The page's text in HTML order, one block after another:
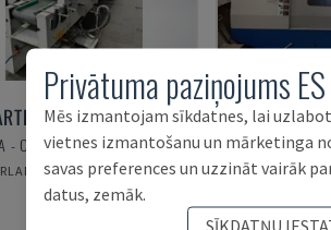
SMARTPARQUET MRF-2VS/300
- CITS (KOKS)
2011
13.000 €
MYNX 550
ITĀLIJA
Privātuma paziņojums
Mēs izmantojam sīkdatnes, lai
vietnes izmantošanu un mārketinga
savas preferences un uzzināt vairāk
datus, zemāk.
SĪKDATŅU